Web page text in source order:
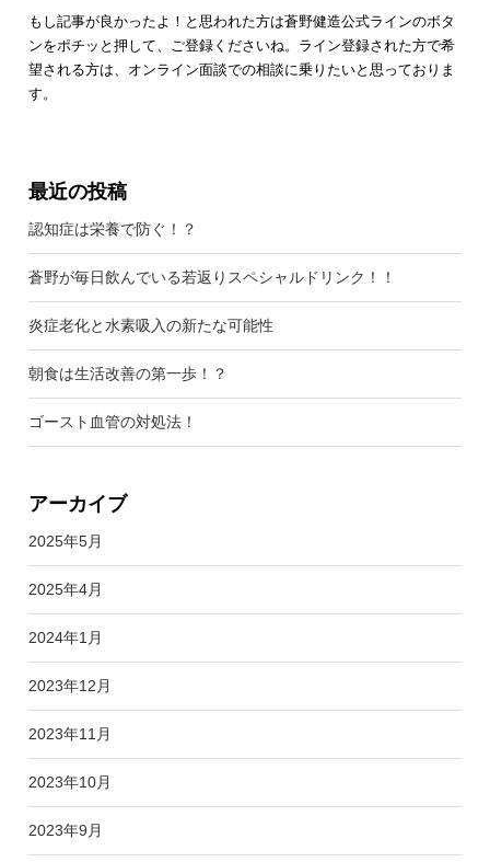
もし記事が良かったよ！と思われた方は蒼野健造公式ラインのボタ
ンをポチッと押して、ご登録くださいね。ライン登録された方で希
望される方は、オンライン面談での相談に乗りたいと思っておりま
す。
最近の投稿
認知症は栄養で防ぐ！？
蒼野が毎日飲んでいる若返りスペシャルドリンク！！
炎症老化と水素吸入の新たな可能性
朝食は生活改善の第一歩！？
ゴースト血管の対処法！
アーカイブ
2025年5月
2025年4月
2024年1月
2023年12月
2023年11月
2023年10月
2023年9月